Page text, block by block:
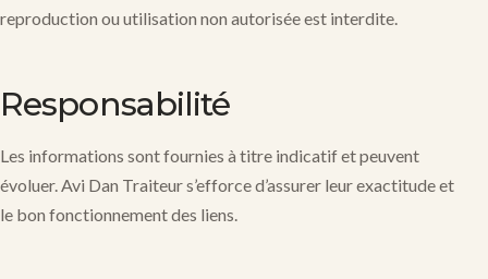
reproduction ou utilisation non autorisée est interdite.
Responsabilité
Les informations sont fournies à titre indicatif et peuvent
évoluer. Avi Dan Traiteur s’efforce d’assurer leur exactitude et
le bon fonctionnement des liens.